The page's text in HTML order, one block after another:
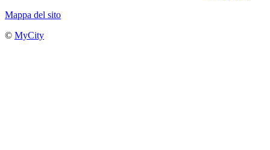
Mappa del sito
© MyCity